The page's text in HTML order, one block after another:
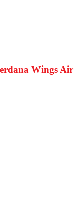
Wings Air